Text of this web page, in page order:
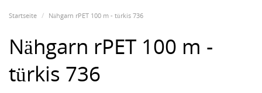
Startseite Nähgarn rPET 100 m - türkis 736
Nähgarn rPET 100 m -
türkis 736